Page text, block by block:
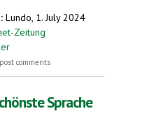
Lundo, 1. July 2024
Zeitung
Esperanto-Unikate
comments
Sprache